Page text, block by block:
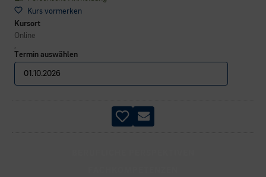
Kurs vormerken
Kursort
Online
,
Termin auswählen